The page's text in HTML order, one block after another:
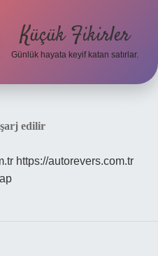
Küçük Fikirler
Günlük hayata keyif katan satırlar.
şarj edilir
https://autorevers.com.tr